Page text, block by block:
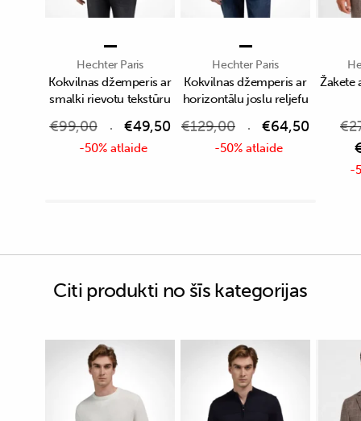
Hechter Paris
Kokvilnas džemperis ar
smalki rievotu tekstūru
€99,00 €49,50
-50% atlaide
Hechter Paris
Kokvilnas džemperis ar
horizontālu joslu reljefu
€129,00 €64,50
-50% atlaide
Žakete
€
-
Citi produkti no šīs kategorijas